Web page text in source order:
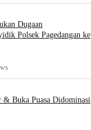
Dugaan
Polsek Pagedangan ke
& Buka Puasa Didominasi